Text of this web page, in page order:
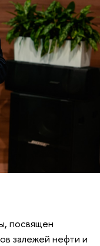
посвящен
залежей нефти и